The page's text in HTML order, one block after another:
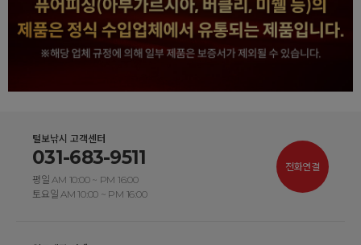
털보낚시 고객센터
031-683-9511
평일 AM 10:00 ~ PM 16:00
토요일 AM 10:00 ~ PM 16:00
전화연결